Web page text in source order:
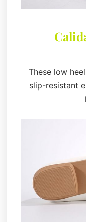
These low
slip-resistant